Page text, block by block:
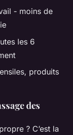
- moins de
les 6
produits
des
? C’est la